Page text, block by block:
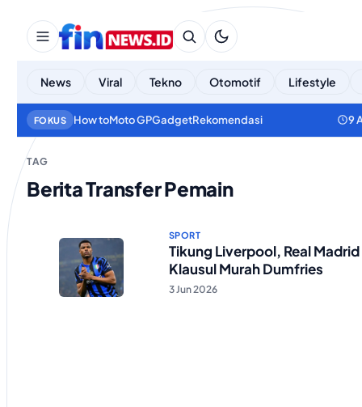
News Viral Tekno Otomotif Lifestyle
FOKUS How toMoto GPGadgetRekomendasi 9
TAG
Berita Transfer Pemain
SPORT
Tikung Liverpool, Real Madrid
Klausul Murah Dumfries
3 Jun 2026